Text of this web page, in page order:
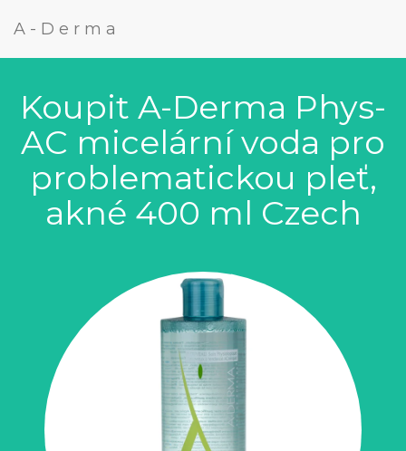
A-Derma
Koupit A-Derma Phys-
AC micelární voda pro
problematickou pleť,
akné 400 ml Czech